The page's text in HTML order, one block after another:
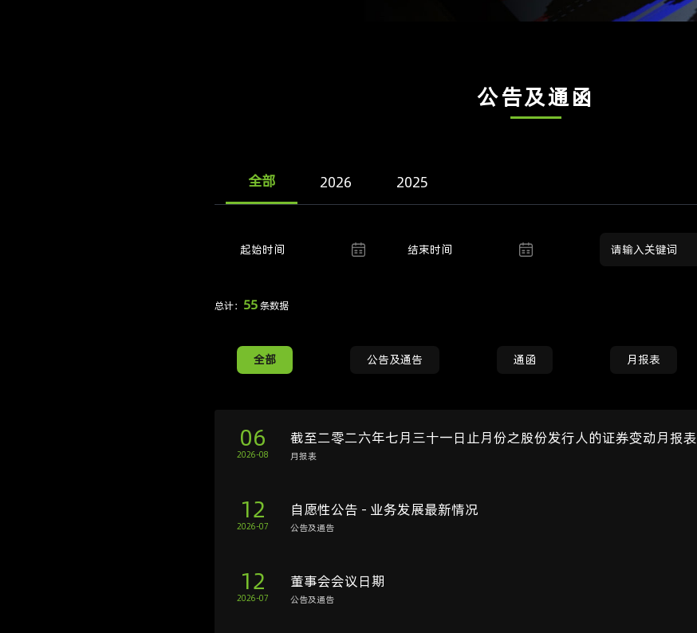
公告及通函
全部 2026 2025
起始时间 结束时间
总计： 55条数据
全部 公告及通告 通函 月报表
06
2026-08
截至二零二六年七月三十一日止月份之股份发行人的证券变动月报表
月报表
12
2026-07
自愿性公告 - 业务发展最新情况
公告及通告
12
2026-07
董事会会议日期
公告及通告